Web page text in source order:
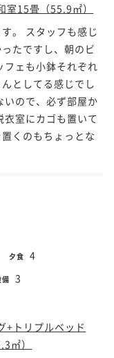
室15畳（55.9㎡）
。 スタッフも感じ
たですし、朝のビ
フェも小鉢それぞれ
としてる感じでし
いので、必ず部屋か
衣室にカゴも置いて
くのもちょっとな
夕食 4
備 3
トリプルベッド
㎡）